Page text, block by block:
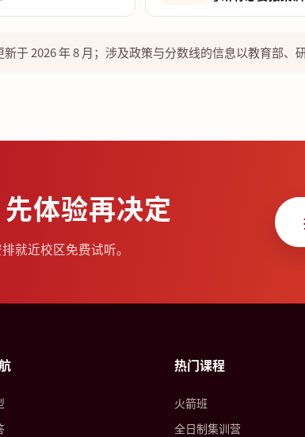
于 2026 年 8 月；涉及政策与分数线的信息以教育部、
体验再决定
就近校区免费试听。
热门课程
火箭班
全日制集训营